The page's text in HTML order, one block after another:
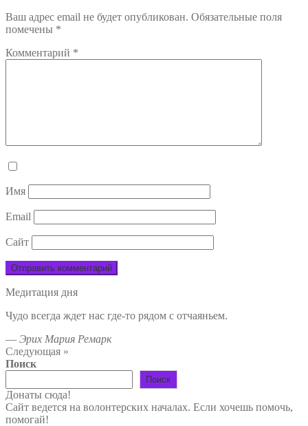
Ваш адрес email не будет опубликован. Обязательные поля
помечены *
Комментарий *
Имя
Email
Сайт
Медитация дня
Чудо всегда ждет нас где-то рядом с отчаяньем.
— Эрих Мария Ремарк
Следующая »
Поиск
Поиск
Донаты сюда!
Сайт ведется на волонтерских началах. Если хочешь помочь,
помогай!